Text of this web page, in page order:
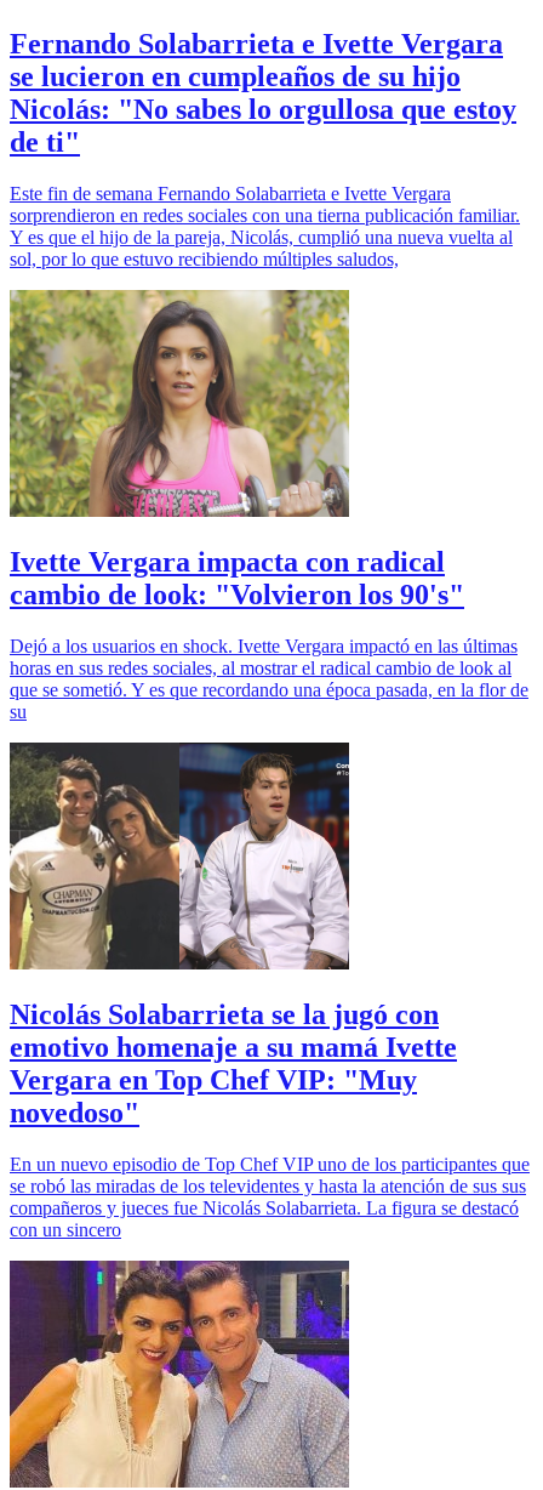
Fernando Solabarrieta e Ivette Vergara
se lucieron en cumpleaños de su hijo
Nicolás: "No sabes lo orgullosa que estoy
de ti"
Este fin de semana Fernando Solabarrieta e Ivette Vergara
sorprendieron en redes sociales con una tierna publicación familiar.
Y es que el hijo de la pareja, Nicolás, cumplió una nueva vuelta al
sol, por lo que estuvo recibiendo múltiples saludos,
Ivette Vergara impacta con radical
cambio de look: "Volvieron los 90's"
Dejó a los usuarios en shock. Ivette Vergara impactó en las últimas
horas en sus redes sociales, al mostrar el radical cambio de look al
que se sometió. Y es que recordando una época pasada, en la flor de
su
Nicolás Solabarrieta se la jugó con
emotivo homenaje a su mamá Ivette
Vergara en Top Chef VIP: "Muy
novedoso"
En un nuevo episodio de Top Chef VIP uno de los participantes que
se robó las miradas de los televidentes y hasta la atención de sus sus
compañeros y jueces fue Nicolás Solabarrieta. La figura se destacó
con un sincero